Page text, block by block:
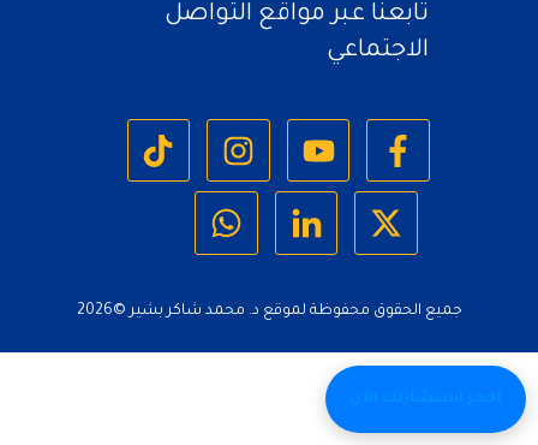
تابعنا عبر مواقع التواصل
الاجتماعي
جميع الحقوق محفوظة لموقع د. محمد شاكر بشير ©2026
احجز استشارتك الآن